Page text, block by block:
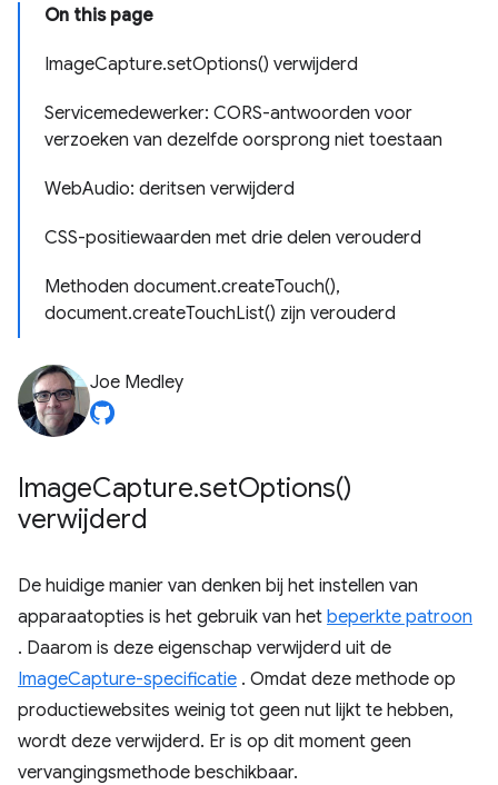
On this page
ImageCapture.setOptions() verwijderd
Servicemedewerker: CORS-antwoorden voor
verzoeken van dezelfde oorsprong niet toestaan
WebAudio: deritsen verwijderd
CSS-positiewaarden met drie delen verouderd
Methoden document.createTouch(),
document.createTouchList() zijn verouderd
Joe Medley
ImageCapture.setOptions()
verwijderd
De huidige manier van denken bij het instellen van
apparaatopties is het gebruik van het beperkte patroon
. Daarom is deze eigenschap verwijderd uit de
ImageCapture-specificatie . Omdat deze methode op
productiewebsites weinig tot geen nut lijkt te hebben,
wordt deze verwijderd. Er is op dit moment geen
vervangingsmethode beschikbaar.